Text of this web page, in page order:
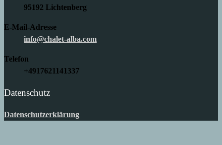
95192 Lichtenberg
E-Mail-Adresse
info@chalet-alba.com
Telefon
+4917621141337
Datenschutz
Datenschutzerklärung